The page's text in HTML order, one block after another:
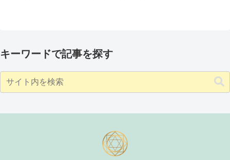
キーワードで記事を探す